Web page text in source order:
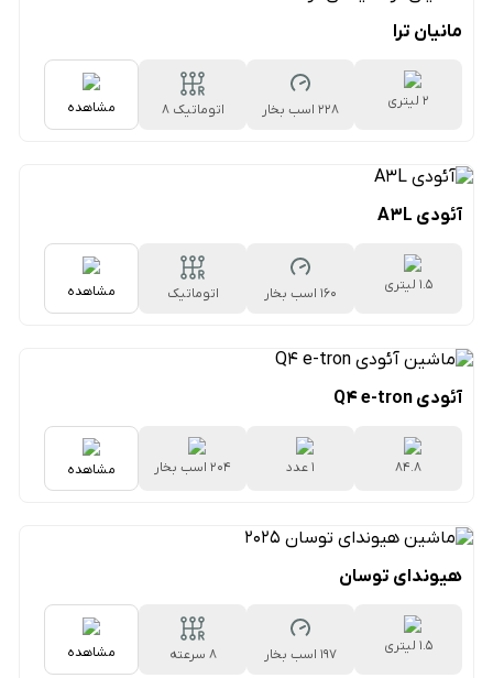
مانیان ترا
2 لیتری 228 اسب بخار
اتوماتیک 8
مشاهده
آئودی A3L
1.5 لیتری 160 اسب بخار
اتوماتیک
مشاهده
آئودی Q4 e-tron
۸۴.۸
1 عدد 204 اسب بخار مشاهده
هیوندای توسان
1.5 لیتری 197 اسب بخار
۸ سرعته
مشاهده